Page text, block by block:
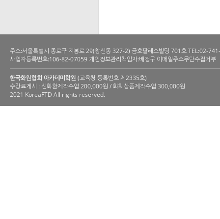
주소:서울특별시 종로구 지봉로 29(창신동 327-2) 금호팔레스빌딩 701호
사업자등록번호:106-82-07059 개인정보관리책임자:배정구 이메일주소무단수집거부
한국화원협회 아카데미학원 (교육청 등록번호 제2335호)
수강료게시 : 신화환제작수업 200,000원 / 화훼상품제작수업 300,000원
2021 KoreaFTD All rights reserved.